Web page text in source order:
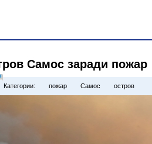
Самос заради пожар
Категории: пожар Самос остров